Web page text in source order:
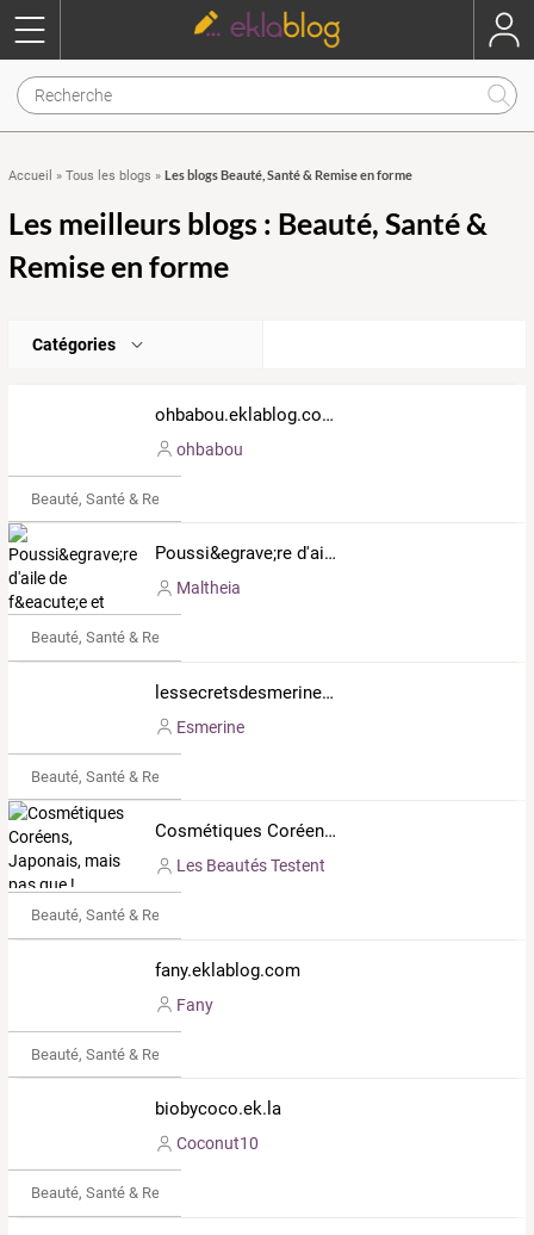
Accueil » Tous les blogs » Les blogs Beauté, Santé & Remise en forme
Les meilleurs blogs : Beauté, Santé &
Remise en forme
Catégories
ohbabou.eklablog.com
ohbabou
Beauté, Santé & Remise en forme
Poussi&egrave;re d'aile de f&eacute;e et ongles de sorciers.
Maltheia
Beauté, Santé & Remise en forme
lessecretsdesmerine.eklablog.fr
Esmerine
Beauté, Santé & Remise en forme
Cosmétiques Coréens, Japonais, mais pas que !
Les Beautés Testent
Beauté, Santé & Remise en forme
fany.eklablog.com
Fany
Beauté, Santé & Remise en forme
biobycoco.ek.la
Coconut10
Beauté, Santé & Remise en forme